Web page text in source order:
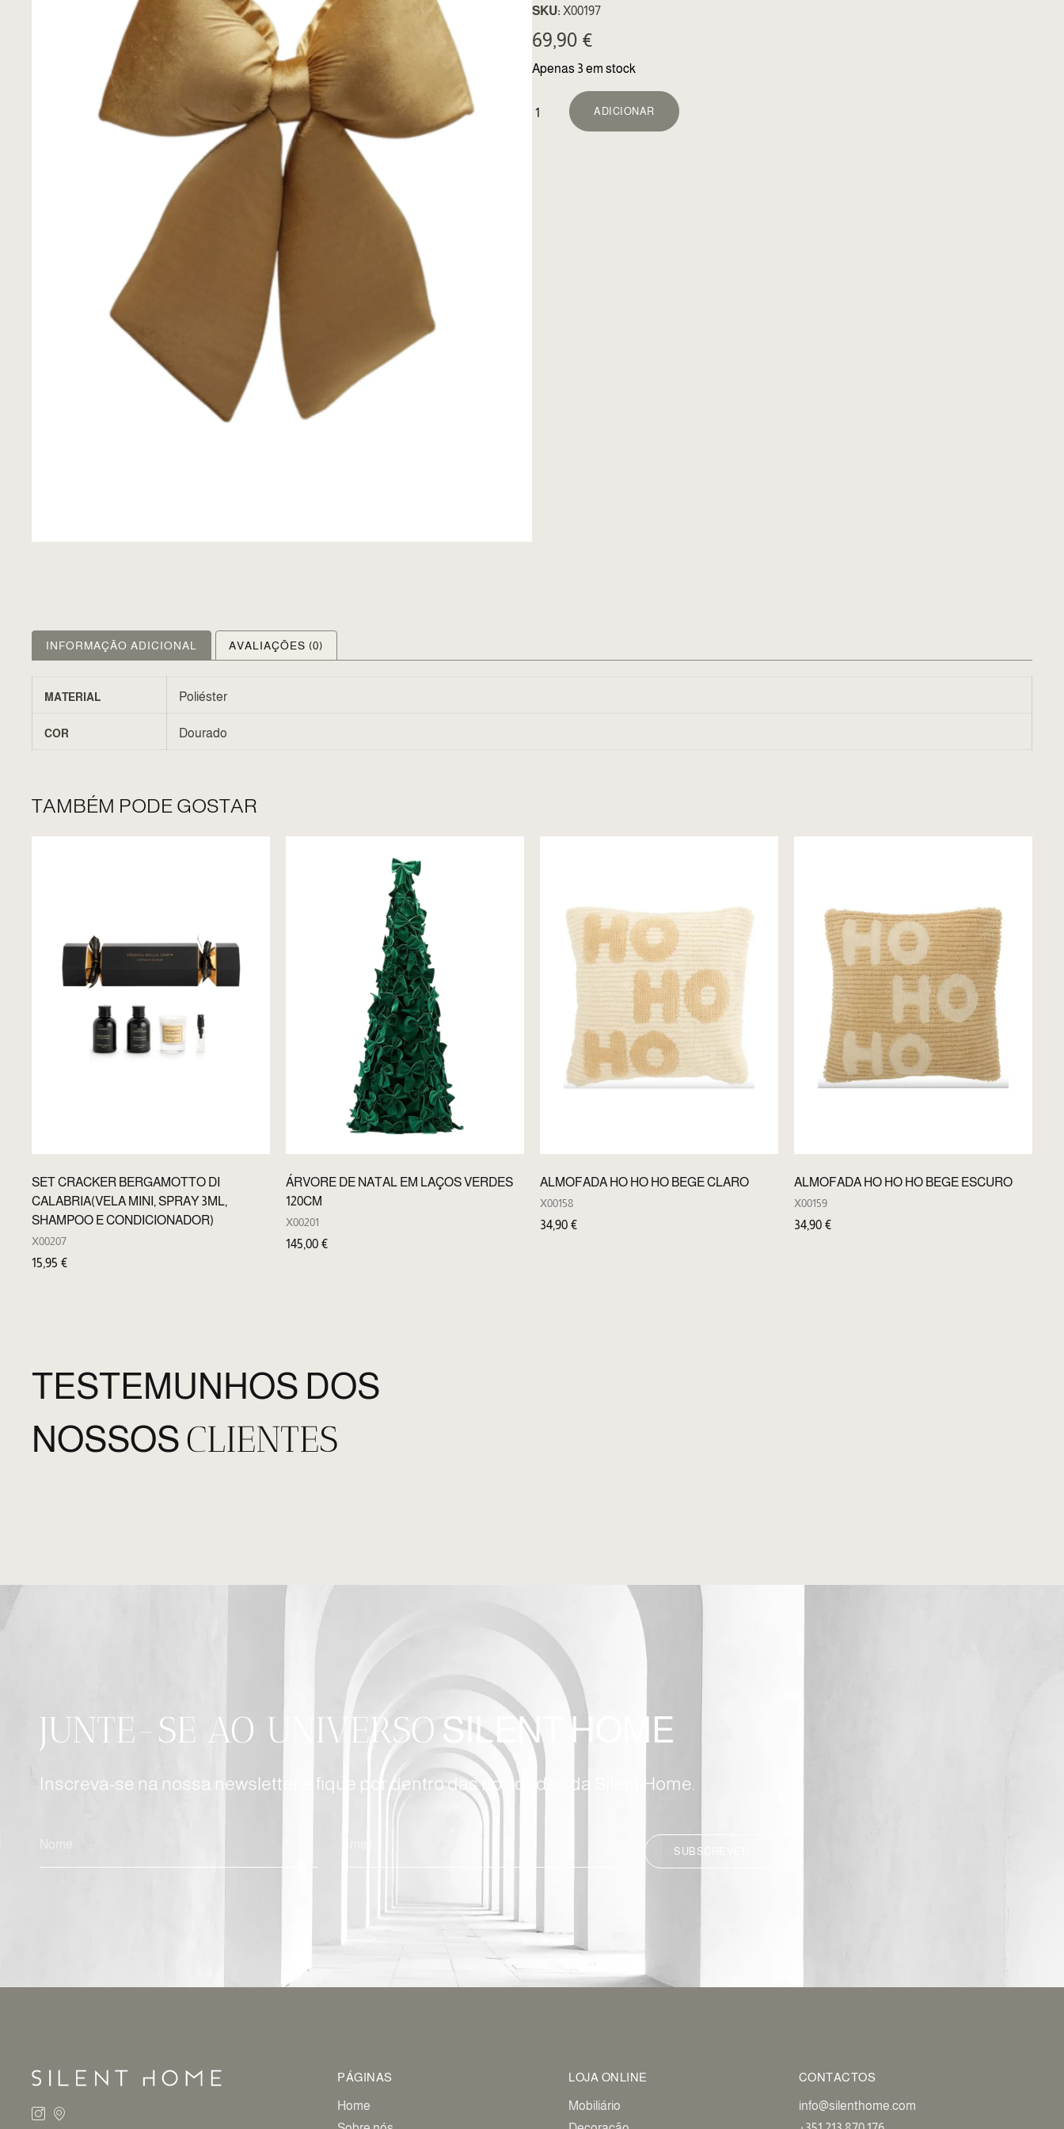
SKU: X00197
69,90 €
Apenas 3 em stock
ADICIONAR
INFORMAÇÃO ADICIONAL AVALIAÇÕES (0)
MATERIAL Poliéster
COR Dourado
TAMBÉM PODE GOSTAR
SET CRACKER BERGAMOTTO DI
CALABRIA(VELA MINI, SPRAY 3ML,
SHAMPOO E CONDICIONADOR)
X00207
15,95 €
ÁRVORE DE NATAL EM LAÇOS VERDES
120CM
X00201
145,00 €
ALMOFADA HO HO HO BEGE CLARO
X00158
34,90 €
ALMOFADA HO HO HO BEGE ESCURO
X00159
34,90 €
TESTEMUNHOS DOS
NOSSOS CLIENTES
JUNTE-SE AO UNIVERSO SILENT HOME
Inscreva-se na nossa newsletter e fique por dentro das novidades da Silent Home.
SUBSCREVER
PÁGINAS
Home
LOJA ONLINE
Mobiliário
CONTACTOS
info@silenthome.com